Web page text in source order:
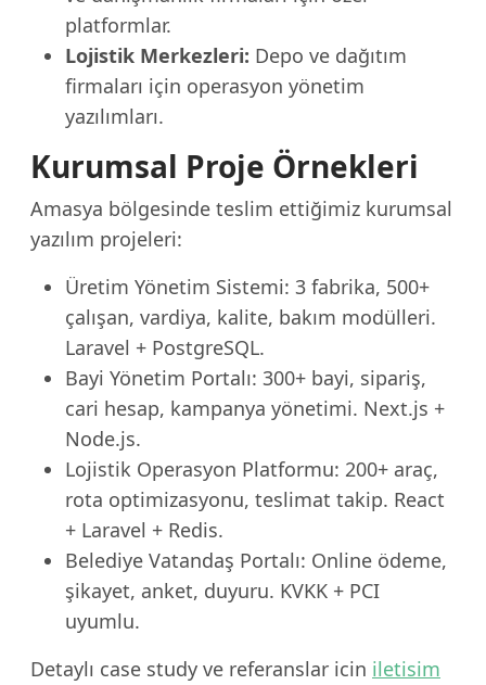
platformlar.
Lojistik Merkezleri: Depo ve dağıtım
firmaları için operasyon yönetim
yazılımları.
Kurumsal Proje Örnekleri
Amasya bölgesinde teslim ettiğimiz kurumsal
yazılım projeleri:
Üretim Yönetim Sistemi: 3 fabrika, 500+
çalışan, vardiya, kalite, bakım modülleri.
Laravel + PostgreSQL.
Bayi Yönetim Portalı: 300+ bayi, sipariş,
cari hesap, kampanya yönetimi. Next.js +
Node.js.
Lojistik Operasyon Platformu: 200+ araç,
rota optimizasyonu, teslimat takip. React
+ Laravel + Redis.
Belediye Vatandaş Portalı: Online ödeme,
şikayet, anket, duyuru. KVKK + PCI
uyumlu.
Detaylı case study ve referanslar icin iletisim